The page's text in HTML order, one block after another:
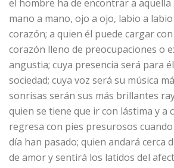
el hombre ha de encontrar a aquella
mano a mano, ojo a ojo, labio a
corazón; a quien él puede cargar
corazón lleno de preocupaciones o
angustia; cuya presencia será para
sociedad; cuya voz será su música
sonrisas serán sus más brillantes
quien se tiene que ir con lástima y a
regresa con pies presurosos
día han pasado; quien andará cerca
de amor y sentirá los latidos del